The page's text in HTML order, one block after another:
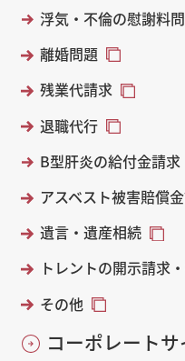
浮気・不倫の慰謝料
離婚問題
残業代請求
退職代行
B型肝炎の給付金請求
アスベスト被害賠償
遺言・遺産相続
トレントの開示請求
その他
コーポレートサ